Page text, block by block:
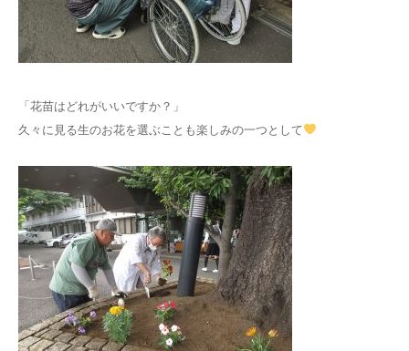
「花苗はどれがいいですか？」
久々に見る生のお花を選ぶことも楽しみの一つとして